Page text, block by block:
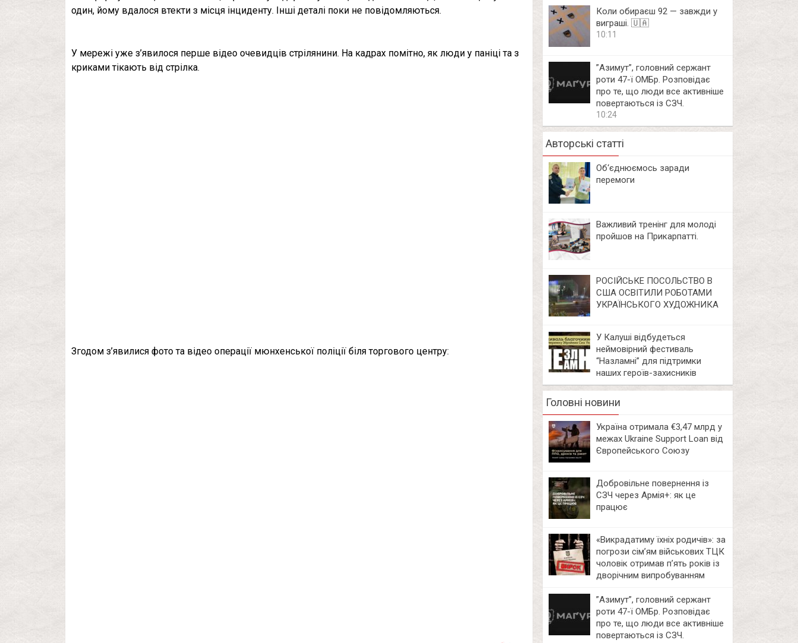
один, йому вдалося втекти з місця інциденту. Інші деталі поки не повідомляються.
У мережі уже з’явилося перше відео очевидців стрілянини. На кадрах помітно, як люди у паніці та з
криками тікають від стрілка.
Згодом з’явилися фото та відео операції мюнхенської поліції біля торгового центру:
Коли обираєш 92 — завжди у
виграші. 🇺🇦
10:11
⁨”Азимут”, головний сержант
роти 47-ї ОМБр. Розповідає
про те, що люди все активніше
повертаються із СЗЧ.
10:24
Авторські статті
Об‘єднюємось заради
перемоги
Важливий тренінг для молоді
пройшов на Прикарпатті.
РОСІЙСЬКЕ ПОСОЛЬСТВО В
США ОСВІТИЛИ РОБОТАМИ
УКРАЇНСЬКОГО ХУДОЖНИКА
У Калуші відбудеться
неймовірний фестиваль
“Назламні” для підтримки
наших героїв-захисників
Головні новини
Україна отримала €3,47 млрд у
межах Ukraine Support Loan від
Європейського Союзу
Добровільне повернення із
СЗЧ через Армія+: як це
працює
«Викрадатиму їхніх родичів»: за
погрози сім’ям військових ТЦК
чоловік отримав п’ять років із
дворічним випробуванням
⁨”Азимут”, головний сержант
роти 47-ї ОМБр. Розповідає
про те, що люди все активніше
повертаються із СЗЧ.